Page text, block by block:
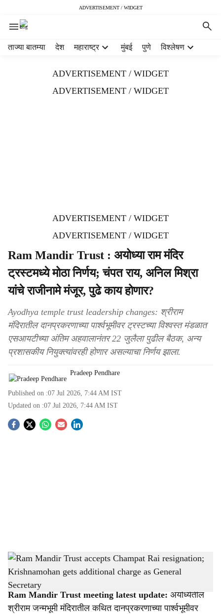
ADVERTISEMENT / WIDGET
ताज्या बातम्या देश महाराष्ट्र मुंबई पुणे विश्लेषण
ADVERTISEMENT / WIDGET
ADVERTISEMENT / WIDGET
ADVERTISEMENT / WIDGET
ADVERTISEMENT / WIDGET
Ram Mandir Trust : अयोध्या राम मंदिर
ट्रस्टमध्ये मोठा निर्णय; चंपत राय, अनिल मिश्रा
यांचे राजीनामे मंजूर, पुढे काय होणार?
Ayodhya temple trust leadership changes: श्रीराम
मंदिरातील दानप्रकरणाच्या पार्श्वभूमीवर ट्रस्टच्या विश्वस्त मंडळात
एसआयटीच्या अंतिम अहवालानंतर 22 जुलैला पुढील बैठक, अन्य
प्रशासकीय नियुक्त्यांवरही होणार असल्याचा निर्णय झाला.
Pradeep Pendhare
Published on :07 Jul 2026, 7:44 AM IST
Updated on :07 Jul 2026, 7:44 AM IST
S
h
a
r
Ram Mandir Trust accepts Champat Rai resignation; Krishnamohan gets additional
charge as General Secretary
-Sarkarnama
Ram Mandir Trust meeting latest update: अयोध्येतील
श्रीराम जन्मभूमी मंदिरातील कथित दानप्रकरणाच्या पार्श्वभूमीवर